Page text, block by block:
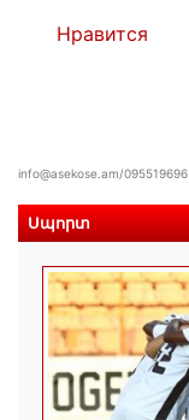
Нравится
info@asekose.am/095519696
Սպորտ